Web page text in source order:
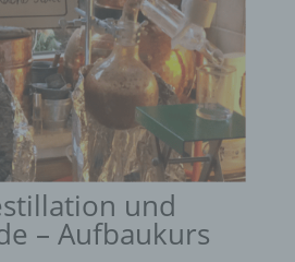
und
– Aufbaukurs